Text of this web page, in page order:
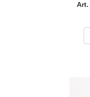
Art.